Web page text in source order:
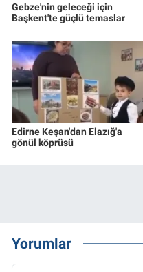
Gebze'nin geleceği için
Başkent'te güçlü temaslar
Edirne Keşan'dan Elazığ'a
gönül köprüsü
Yorumlar